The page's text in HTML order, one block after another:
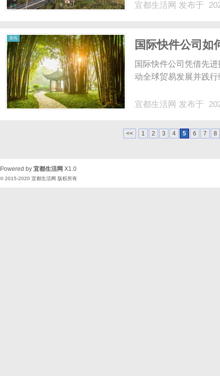
宜都生活网 发布于
资讯
国际快件公司如
国际快件公司凭借先
动全球贸易发展并践
宜都生活网 发布于
<< 1 2 3 4 5 6 7 8
Powered by 宜都生活网 X1.0
© 2015-2020 宜都生活网 版权所有